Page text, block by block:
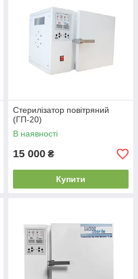
Стерилізатор повітряний
(ГП-20)
В наявності
15 000 ₴
Купити